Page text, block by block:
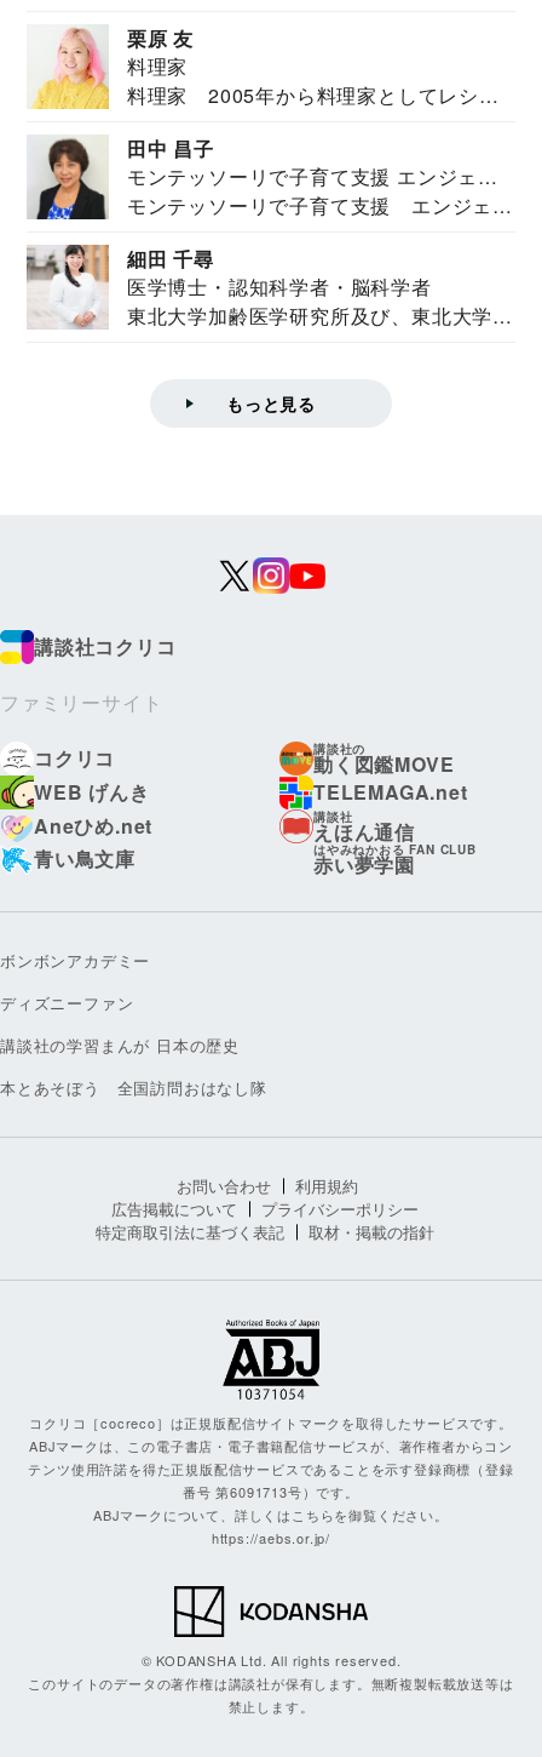
栗原 友
料理家
料理家 2005年から料理家としてレシピ
田中 昌子
モンテッソーリで子育て支援 エンジェル
ズハウス研究所所長
モンテッソーリで子育て支援 エンジェル
細田 千尋
医学博士・認知科学者・脳科学者
東北大学加齢医学研究所及び、東北大学大
もっと見る
講談社コクリコ
ファミリーサイト
コクリコ
講談社の
動く図鑑MOVE
WEB げんき
TELEMAGA.net
Aneひめ.net
講談社
えほん通信
青い鳥文庫
はやみねかおる FAN CLUB
赤い夢学園
ボンボンアカデミー
ディズニーファン
講談社の学習まんが 日本の歴史
本とあそぼう 全国訪問おはなし隊
お問い合わせ
利用規約
広告掲載について
プライバシーポリシー
特定商取引法に基づく表記
取材・掲載の指針
コクリコ［cocreco］は正規版配信サイトマークを取得したサービスです。
ABJマークは、この電子書店・電子書籍配信サービスが、著作権者からコン
テンツ使用許諾を得た正規版配信サービスであることを示す登録商標（登録
番号 第6091713号）です。
ABJマークについて、詳しくはこちらを御覧ください。
https://aebs.or.jp/
© KODANSHA Ltd. All rights reserved.
このサイトのデータの著作権は講談社が保有します。無断複製転載放送等は
禁止します。